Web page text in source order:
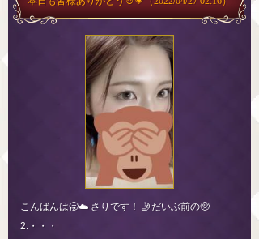
こんばんは🥱☁️ さりです！ 🤳だいぶ前の🥺
2.・・・